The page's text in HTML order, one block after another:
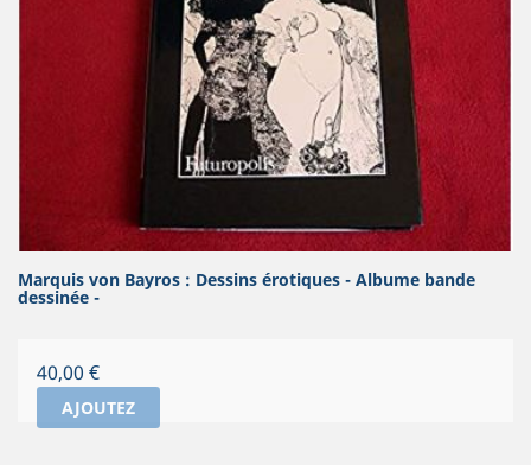
Marquis von Bayros : Dessins érotiques - Albume bande
dessinée -
Prix
40,00 €
AJOUTEZ